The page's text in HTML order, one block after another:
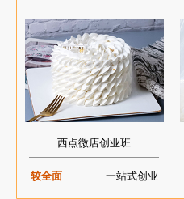
西点微店创业班
较全面 一站式创业